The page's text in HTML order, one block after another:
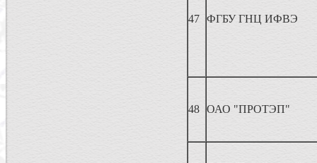
47 ФГБУ ГНЦ ИФВЭ
48 ОАО "ПРОТЭП"